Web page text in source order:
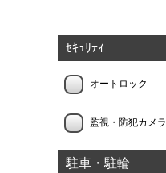
ｾｷｭﾘﾃｨｰ
オートロック
監視・防犯カメラ
駐車・駐輪